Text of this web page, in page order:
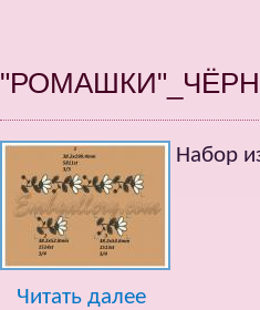
Набор
Читать далее